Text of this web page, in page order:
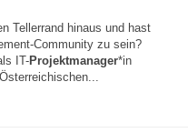
Tellerrand hinaus und hast
Community zu sein?
IT-Projektmanager*in